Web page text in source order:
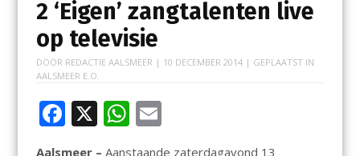
2 ‘Eigen’ zangtalenten live
op televisie
DOOR REDACTIE AALSMEER | 10 DECEMBER 2014| GEPLAATST IN
AALSMEER E.O.
F X W E
m
Aalsmeer – Aanstaande zaterdagavond 13